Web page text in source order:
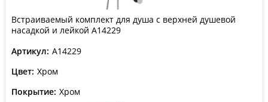
Встраиваемый комплект для душа с верхней душевой
насадкой и лейкой A14229
Артикул: A14229
Цвет: Хром
Покрытие: Хром